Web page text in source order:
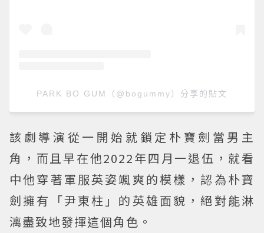
PARK BO GUM（@bogummy）分享的貼文
該劇導演從一開始就鎖定朴寶劍當男主
角，而且早在他2022年四月一退伍，就看
中他穿著軍服英姿颯爽的模樣，認為朴寶
劍擁有「尹東柱」的英雄面貌，絕對能淋
漓盡致地發揮這個角色。